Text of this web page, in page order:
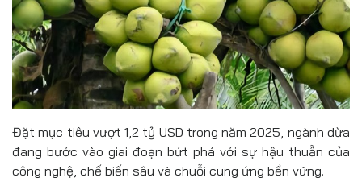
Đặt mục tiêu vượt 1,2 tỷ USD trong năm 2025, ngành dừa
đang bước vào giai đoạn bứt phá với sự hậu thuẫn của
công nghệ, chế biến sâu và chuỗi cung ứng bền vững.